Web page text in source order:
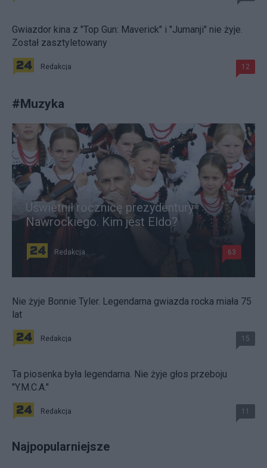
Gwiazdor kina z "Top Gun: Maverick" i "Jumanji" nie żyje.
Został zasztyletowany
Redakcja 12
#Muzyka
Uświetnił rocznicę prezydentury
Nawrockiego. Kim jest Eldo?
Redakcja 63
Nie żyje Bonnie Tyler. Legendarna gwiazda rocka miała 75
lat
Redakcja 15
Ta piosenka była legendarna. Nie żyje głos przeboju
"Y.M.C.A."
Redakcja 11
Najpopularniejsze